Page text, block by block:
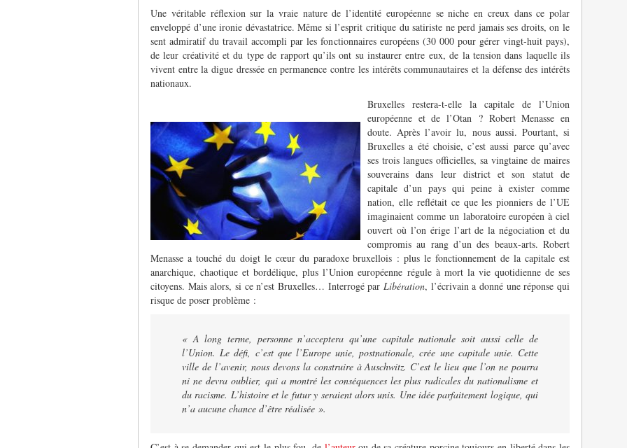
Une véritable réflexion sur la vraie nature de l’identité européenne se niche en creux dans ce polar
enveloppé d’une ironie dévastatrice. Même si l’esprit critique du satiriste ne perd jamais ses droits, on le
sent admiratif du travail accompli par les fonctionnaires européens (30 000 pour gérer vingt-huit pays),
de leur créativité et du type de rapport qu’ils ont su instaurer entre eux, de la tension dans laquelle ils
vivent entre la digue dressée en permanence contre les intérêts communautaires et la défense des intérêts
nationaux.
Bruxelles restera-t-elle la capitale de l’Union
européenne et de l’Otan ? Robert Menasse en
doute. Après l’avoir lu, nous aussi. Pourtant, si
Bruxelles a été choisie, c’est aussi parce qu’avec
ses trois langues officielles, sa vingtaine de maires
souverains dans leur district et son statut de
capitale d’un pays qui peine à exister comme
nation, elle reflétait ce que les pionniers de l’UE
imaginaient comme un laboratoire européen à ciel
ouvert où l’on érige l’art de la négociation et du
compromis au rang d’un des beaux-arts. Robert
Menasse a touché du doigt le cœur du paradoxe bruxellois : plus le fonctionnement de la capitale est
anarchique, chaotique et bordélique, plus l’Union européenne régule à mort la vie quotidienne de ses
citoyens. Mais alors, si ce n’est Bruxelles… Interrogé par Libération, l’écrivain a donné une réponse qui
risque de poser problème :
« A long terme, personne n’acceptera qu’une capitale nationale soit aussi celle de
l’Union. Le défi, c’est que l’Europe unie, postnationale, crée une capitale unie. Cette
ville de l’avenir, nous devons la construire à Auschwitz. C’est le lieu que l’on ne pourra
ni ne devra oublier, qui a montré les conséquences les plus radicales du nationalisme et
du racisme. L’histoire et le futur y seraient alors unis. Une idée parfaitement logique, qui
n’a aucune chance d’être réalisée ».